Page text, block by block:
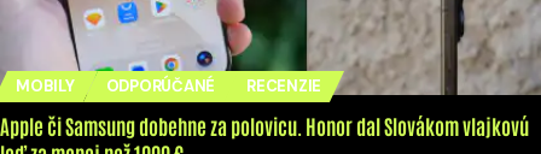
MOBILY ODPORÚČANÉ RECENZIE
Apple či Samsung dobehne za polovicu. Honor dal Slovákom vlajkovú